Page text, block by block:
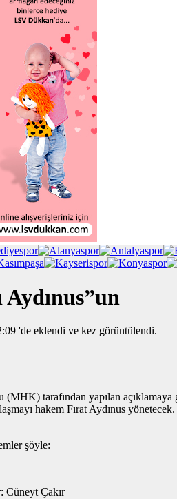
Aydınus”un
'de eklendi ve kez görüntülendi.
tarafından yapılan açıklamaya
hakem Fırat Aydınus yönetecek.
şöyle:
Cüneyt Çakır